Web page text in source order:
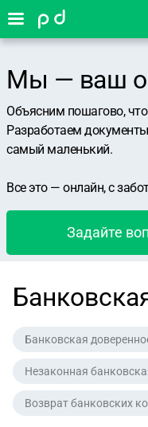
Мы — ваш
Объясним пошагово,
Разработаем
самый маленький.
Все это — онлайн, с
Задайте
Банковская
Незаконная
Возврат банковских